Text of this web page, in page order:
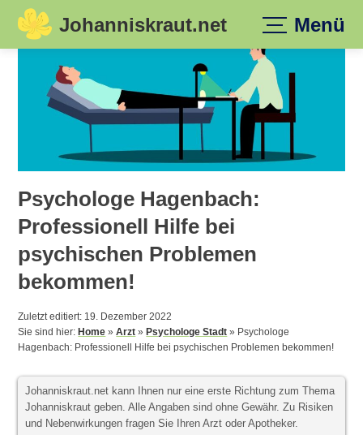
Skip
Johanniskraut.net Menü
Psychologe Hagenbach:
Professionell Hilfe bei
psychischen Problemen
bekommen!
Zuletzt editiert: 19. Dezember 2022
Sie sind hier:Home »Arzt »Psychologe Stadt » Psychologe
Hagenbach: Professionell Hilfe bei psychischen Problemen bekommen!
Johanniskraut.net kann Ihnen nur eine erste Richtung zum Thema
Johanniskraut geben. Alle Angaben sind ohne Gewähr. Zu Risiken
und Nebenwirkungen fragen Sie Ihren Arzt oder Apotheker.